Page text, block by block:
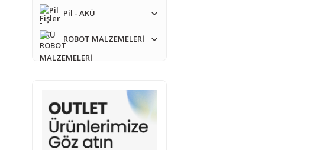
Pil - AKÜ
ROBOT MALZEMELERİ